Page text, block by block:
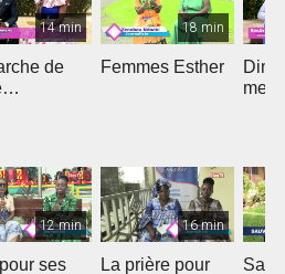
14 min
de
18 min
Femmes Esther
12 min
ses
16 min
La prière pour